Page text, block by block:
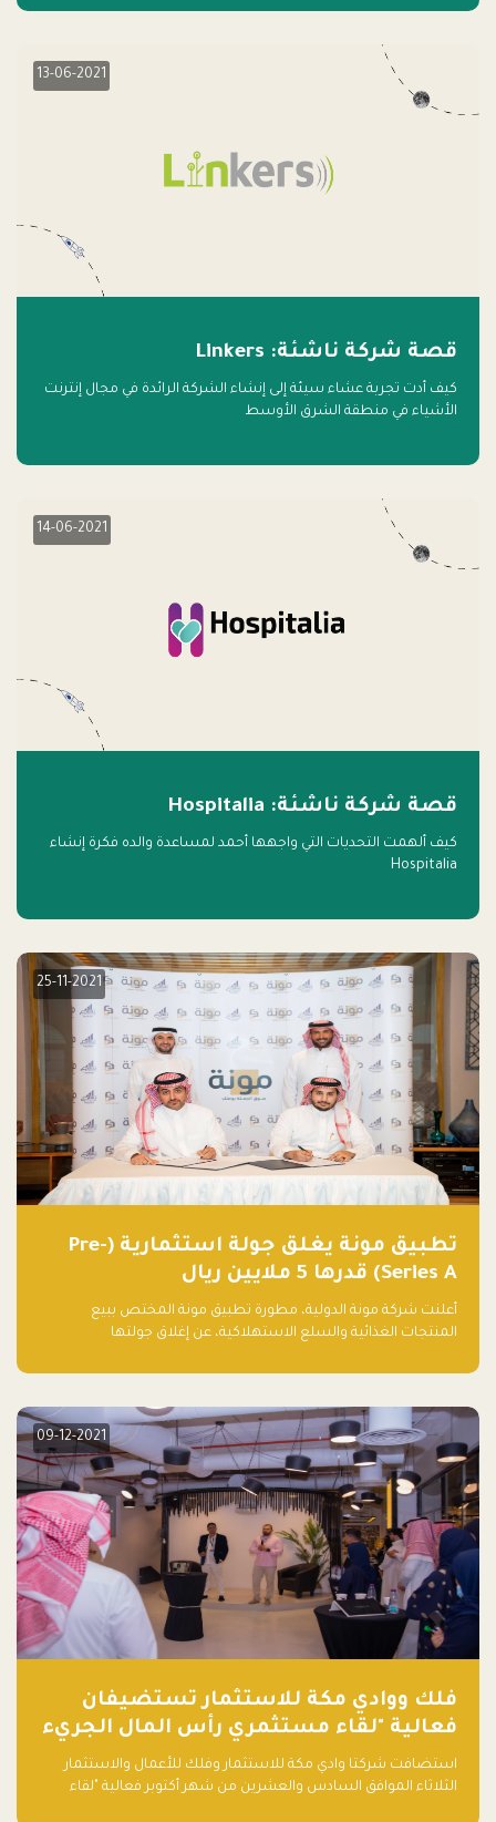
13-06-2021
قصة شركة ناشئة: Linkers
كيف أدت تجربة عشاء سيئة إلى إنشاء الشركة الرائدة في مجال إنترنت
الأشياء في منطقة الشرق الأوسط
14-06-2021
قصة شركة ناشئة: Hospitalia
كيف ألهمت التحديات التي واجهها أحمد لمساعدة والده فكرة إنشاء
Hospitalia
25-11-2021
تطبيق مونة يغلق جولة استثمارية (Pre-
Series A) قدرها 5 ملايين ريال
أعلنت شركة مونة الدولية، مطورة تطبيق مونة المختص ببيع
المنتجات الغذائية والسلع الاستهلاكية، عن إغلاق جولتها
دولار أمريكي)، بقيادة شركتي دعم المنشآت المحدودة وتسارع القابضة
09-12-2021
فلك ووادي مكة للاستثمار تستضيفان
فعالية "لقاء مستثمري رأس المال الجريء
في المنطقة"
استضافت شركتا وادي مكة للاستثمار وفلك للأعمال والاستثمار
الثلاثاء الموافق السادس والعشرين من شهر أكتوبر فعالية "لقاء